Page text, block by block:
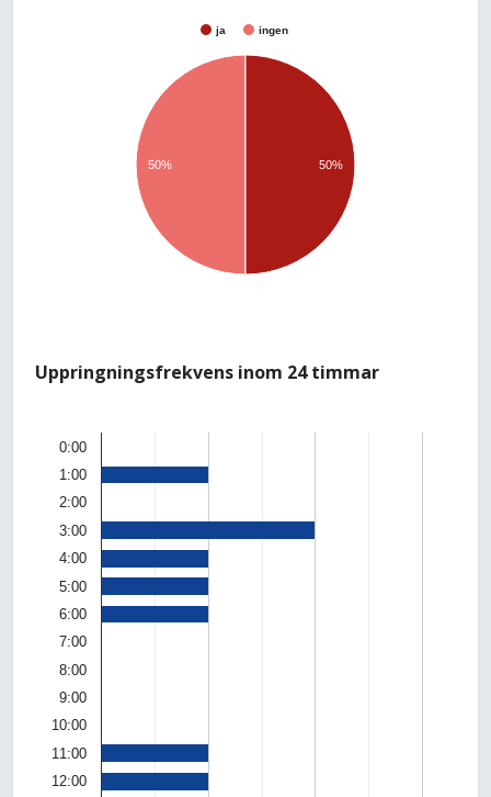
ja ingen
50% 50%
Uppringningsfrekvens inom 24 timmar
0:00
1:00
2:00
3:00
4:00
5:00
6:00
7:00
8:00
9:00
10:00
11:00
12:00